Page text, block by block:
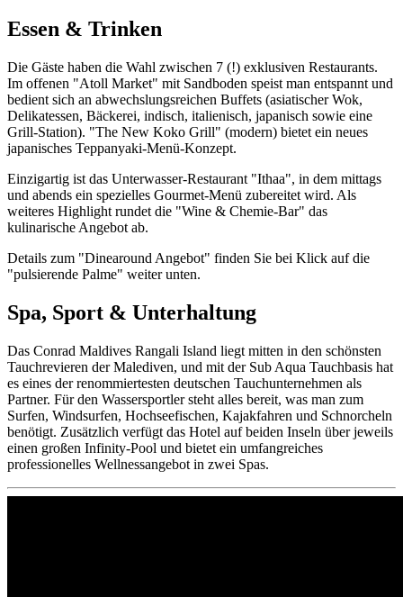
Essen & Trinken
Die Gäste haben die Wahl zwischen 7 (!) exklusiven Restaurants.
Im offenen "Atoll Market" mit Sandboden speist man entspannt und
bedient sich an abwechslungsreichen Buffets (asiatischer Wok,
Delikatessen, Bäckerei, indisch, italienisch, japanisch sowie eine
Grill-Station). "The New Koko Grill" (modern) bietet ein neues
japanisches Teppanyaki-Menü-Konzept.
Einzigartig ist das Unterwasser-Restaurant "Ithaa", in dem mittags
und abends ein spezielles Gourmet-Menü zubereitet wird. Als
weiteres Highlight rundet die "Wine & Chemie-Bar" das
kulinarische Angebot ab.
Details zum "Dinearound Angebot" finden Sie bei Klick auf die
"pulsierende Palme" weiter unten.
Spa, Sport & Unterhaltung
Das Conrad Maldives Rangali Island liegt mitten in den schönsten
Tauchrevieren der Malediven, und mit der Sub Aqua Tauchbasis hat
es eines der renommiertesten deutschen Tauchunternehmen als
Partner. Für den Wassersportler steht alles bereit, was man zum
Surfen, Windsurfen, Hochseefischen, Kajakfahren und Schnorcheln
benötigt. Zusätzlich verfügt das Hotel auf beiden Inseln über jeweils
einen großen Infinity-Pool und bietet ein umfangreiches
professionelles Wellnessangebot in zwei Spas.